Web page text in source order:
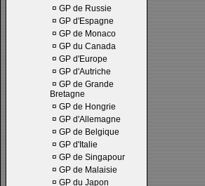
¤ GP de Russie
¤ GP d'Espagne
¤ GP de Monaco
¤ GP du Canada
¤ GP d'Europe
¤ GP d'Autriche
¤ GP de Grande
Bretagne
¤ GP de Hongrie
¤ GP d'Allemagne
¤ GP de Belgique
¤ GP d'Italie
¤ GP de Singapour
¤ GP de Malaisie
¤ GP du Japon